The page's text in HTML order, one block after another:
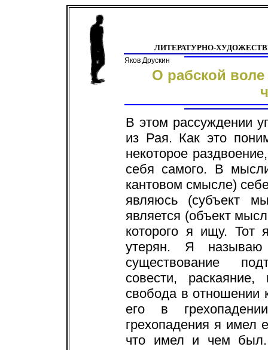
ЛИТЕРАТУРНО-
Яков Друскин
О рабской
В этом рассуждении
из Рая. Как это
некоторое
себя самого. В
кантовом смысле)
являюсь (субъект
является (объект
которого я ищу. Тот
утерян. Я
существование
совести,
свобода в отношении
его в
грехопадения я имел
что имел и чем